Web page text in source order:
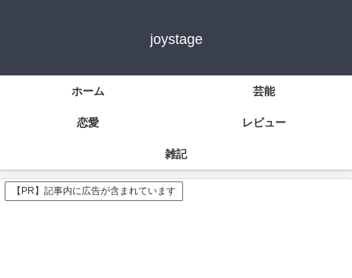
joystage
ホーム 芸能
恋愛 レビュー
雑記
【PR】記事内に広告が含まれています